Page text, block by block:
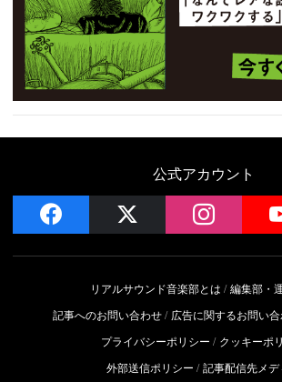
公式アカウント
facebook
リアルサウンド音楽部とは
編集部・
記事へのお問い合わせ
広告に関するお問い
プライバシーポリシー
クッキーポ
外部送信ポリシー
記事配信先メデ